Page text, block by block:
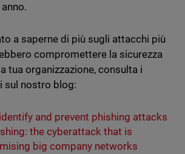
a saperne di più sugli attacchi più
compromettere la sicurezza
tua organizzazione, consulta i
sul nostro blog:
and prevent phishing attacks
the cyberattack that is
big company networks